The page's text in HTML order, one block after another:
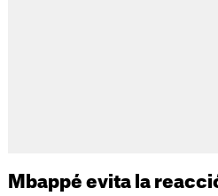
Mbappé evita la